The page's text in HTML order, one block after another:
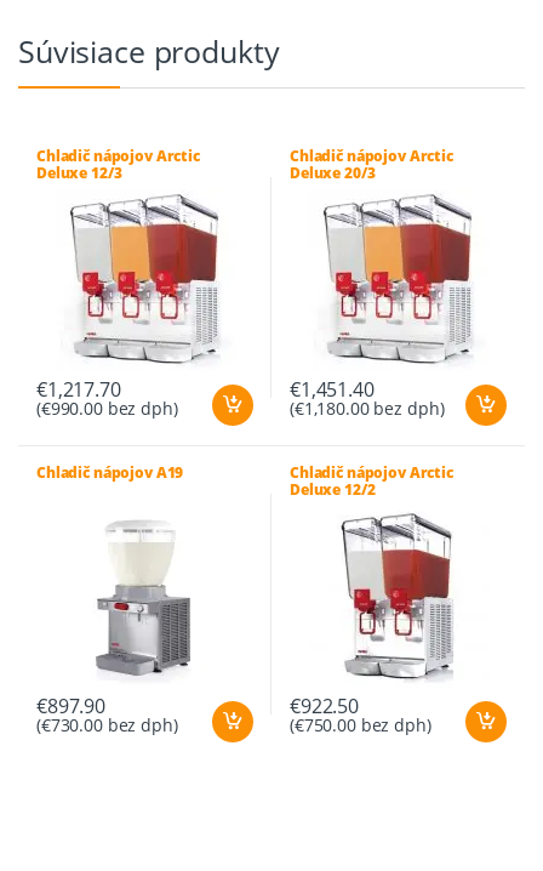
Súvisiace produkty
Chladič nápojov Arctic
Deluxe 12/3
€1,217.70
(€990.00bez dph)
Chladič nápojov Arctic
Deluxe 20/3
€1,451.40
(€1,180.00bez dph)
Chladič nápojov A19
€897.90
(€730.00bez dph)
Chladič nápojov Arctic
Deluxe 12/2
€922.50
(€750.00bez dph)